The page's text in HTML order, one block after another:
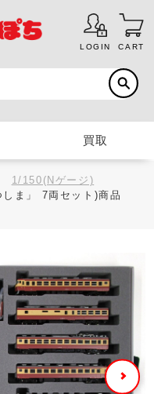
LOGIN CART
買取
1/150(Nゲージ)
ま」 7両セット)商品